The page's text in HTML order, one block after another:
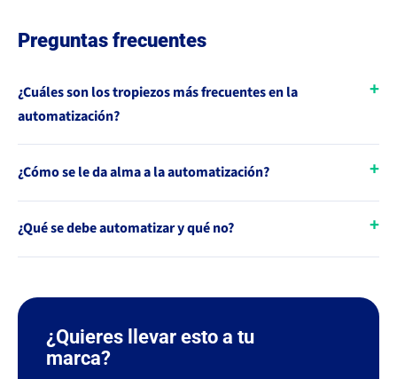
Preguntas frecuentes
¿Cuáles son los tropiezos más frecuentes en la
automatización?
¿Cómo se le da alma a la automatización?
¿Qué se debe automatizar y qué no?
¿Quieres llevar esto a tu
marca?